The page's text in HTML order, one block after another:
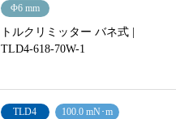
Φ6 mm
トルクリミッター バネ式 |
TLD4-618-70W-1
TLD4
100.0 mN･m